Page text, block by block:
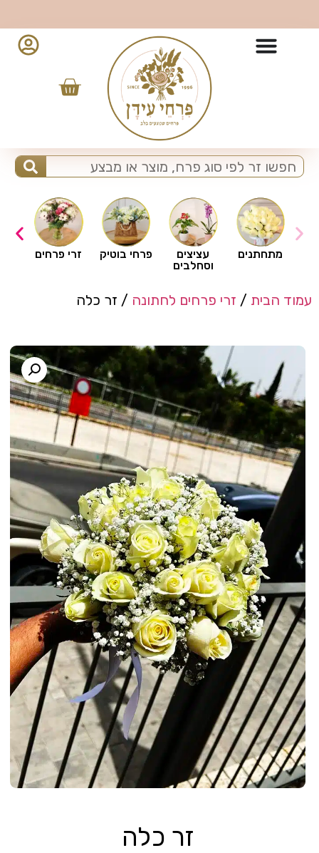
זרי פרחים פרחי בוטיק
עציצים
וסחלבים
מתחתנים
עמוד הבית / זרי פרחים לחתונה / זר כלה
זר כלה